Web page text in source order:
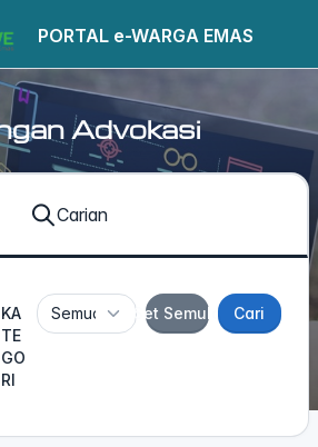
PORTAL e-WARGA EMAS
Advokasi
Carian
KA
TE
GO
RI
Set Semula Cari